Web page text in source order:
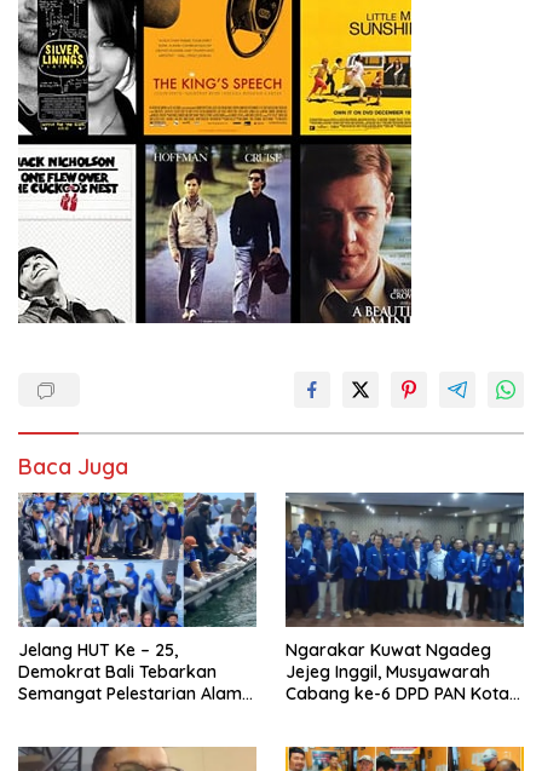
Baca Juga
Jelang HUT Ke – 25,
Demokrat Bali Tebarkan
Semangat Pelestarian Alam
Ngarakar Kuwat Ngadeg
Jejeg Inggil, Musyawarah
Cabang ke-6 DPD PAN Kota